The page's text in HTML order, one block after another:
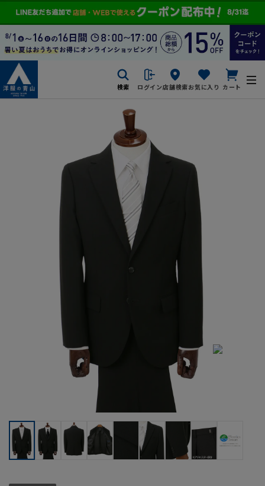
検索 ログイン店舗検索お気に入り カート